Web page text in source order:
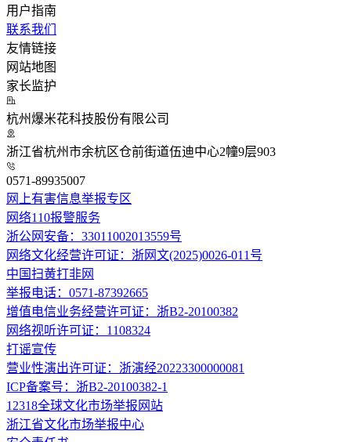
用户指南
联系我们
友情链接
网站地图
家长监护
杭州爆米花科技股份有限公司
浙江省杭州市余杭区仓前街道伍迪中心2幢9层903
0571-89935007
网上有害信息举报专区
网络110报警服务
浙公网安备：33011002013559号
网络文化经营许可证：浙网文(2025)0026-011号
中国扫黄打非网
举报电话：0571-87392665
增值电信业务经营许可证：浙B2-20100382
网络视听许可证：1108324
打谣宣传
营业性演出许可证：浙演经20223300000081
ICP备案号：浙B2-20100382-1
12318全球文化市场举报网站
浙江省文化市场举报中心